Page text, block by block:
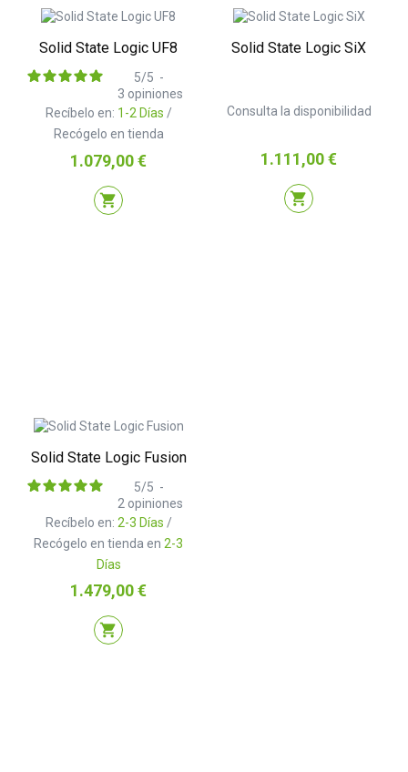
Solid State Logic UF8
Recíbelo en: 1-2 Días /
Recógelo en tienda
5/5 -
3 opiniones
Precio
1.079,00 €
shopping_cart
Solid State Logic SiX
Consulta la disponibilidad
Precio
1.111,00 €
shopping_cart
Solid State Logic Fusion
Recíbelo en: 2-3 Días /
Recógelo en tienda en 2-3
Días
5/5 -
2 opiniones
Precio
1.479,00 €
shopping_cart